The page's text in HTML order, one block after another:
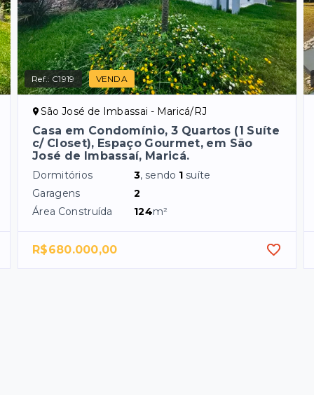
Ref.: C1919 VENDA
São José de Imbassai - Maricá/RJ
Casa em Condomínio, 3 Quartos (1 Suíte
c/ Closet), Espaço Gourmet, em São
José de Imbassaí, Maricá.
Dormitórios 3, sendo 1 suíte
Garagens
2
Área Construída
124m²
R$680.000,00